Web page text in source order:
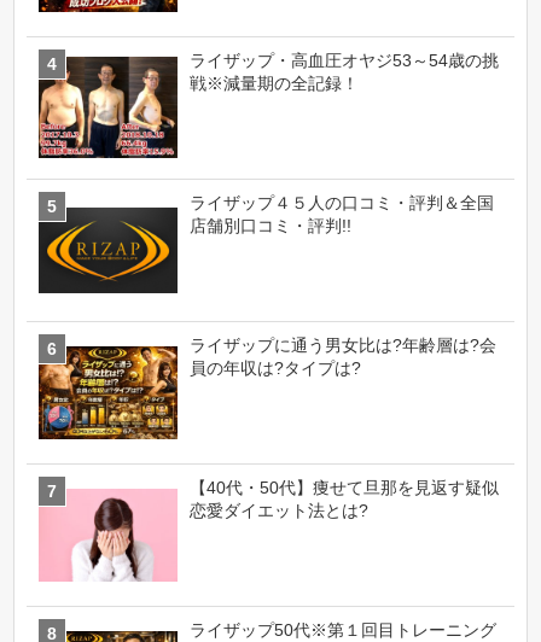
ライザップ・高血圧オヤジ53～54歳の挑
戦※減量期の全記録！
ライザップ４５人の口コミ・評判＆全国
店舗別口コミ・評判!!
ライザップに通う男女比は?年齢層は?会
員の年収は?タイプは?
【40代・50代】痩せて旦那を見返す疑似
恋愛ダイエット法とは?
ライザップ50代※第１回目トレーニング